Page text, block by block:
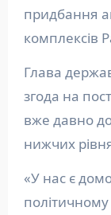
придбання
комплексів
Глава
згода на
вже давно
нижчих
«У нас є